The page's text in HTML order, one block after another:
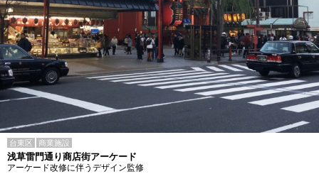
台東区 商業施設
浅草雷門通り商店街アーケード
アーケード改修に伴うデザイン監修